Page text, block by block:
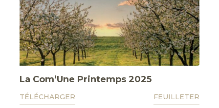
La Com’Une Printemps 2025
TÉLÉCHARGER FEUILLETER